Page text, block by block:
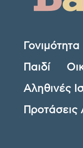
Γονιμότητα
Παιδί
Αληθινές
Προτάσεις